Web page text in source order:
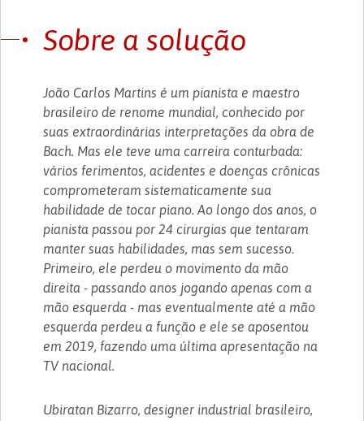
Sobre a solução
João Carlos Martins é um pianista e maestro
brasileiro de renome mundial, conhecido por
suas extraordinárias interpretações da obra de
Bach. Mas ele teve uma carreira conturbada:
vários ferimentos, acidentes e doenças crônicas
comprometeram sistematicamente sua
habilidade de tocar piano. Ao longo dos anos, o
pianista passou por 24 cirurgias que tentaram
manter suas habilidades, mas sem sucesso.
Primeiro, ele perdeu o movimento da mão
direita - passando anos jogando apenas com a
mão esquerda - mas eventualmente até a mão
esquerda perdeu a função e ele se aposentou
em 2019, fazendo uma última apresentação na
TV nacional.
Ubiratan Bizarro, designer industrial brasileiro,